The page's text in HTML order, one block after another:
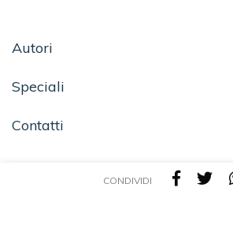
CONDIVIDI
Autori
Speciali
Contatti